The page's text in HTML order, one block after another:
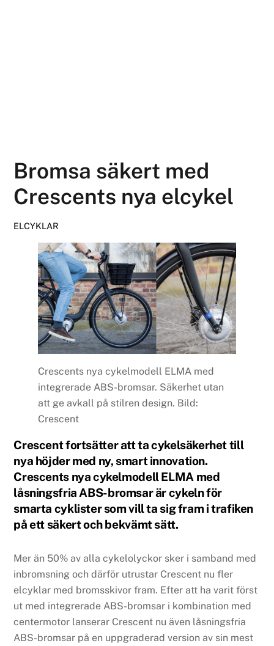
Bromsa säkert med
Crescents nya elcykel
ELCYKLAR
Crescents nya cykelmodell ELMA med
integrerade ABS-bromsar. Säkerhet utan
att ge avkall på stilren design. Bild:
Crescent
Crescentfortsätter att ta cykelsäkerhet till
nya höjder med ny, smart innovation.
Crescents nya cykelmodell ELMA med
låsningsfria ABS-bromsarär cykeln för
smarta cyklister som vill ta sig fram i trafiken
på ett säkert och bekvämt sätt.
Mer än 50% av alla cykelolyckor sker i samband med
inbromsning och därför utrustar Crescent nu fler
elcyklar med bromsskivor fram. Efter att ha varit först
ut med integrerade ABS-bromsar i kombination med
centermotor lanserar Crescent nu även låsningsfria
ABS-bromsar på en uppgraderad version av sin mest